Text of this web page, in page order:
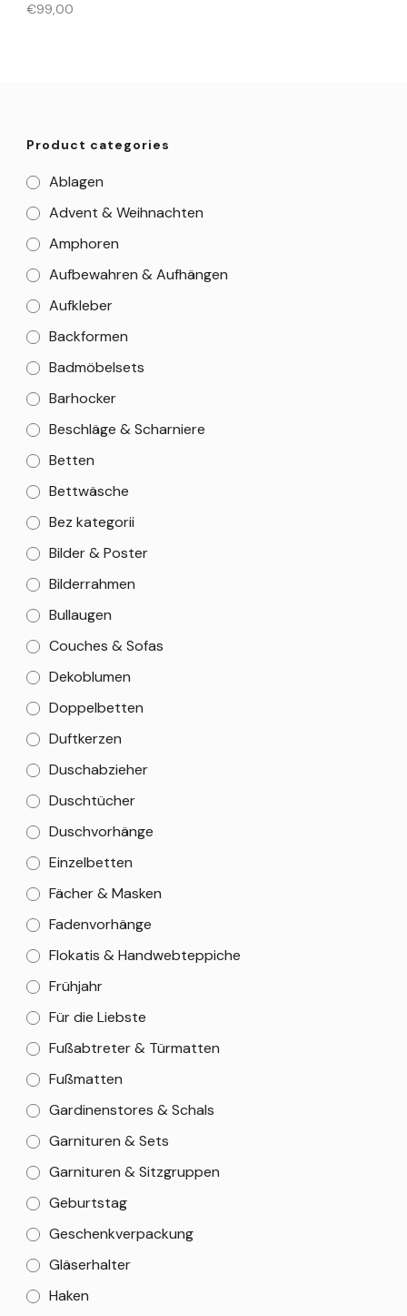
€99,00
Product categories
Ablagen
Advent & Weihnachten
Amphoren
Aufbewahren & Aufhängen
Aufkleber
Backformen
Badmöbelsets
Barhocker
Beschläge & Scharniere
Betten
Bettwäsche
Bez kategorii
Bilder & Poster
Bilderrahmen
Bullaugen
Couches & Sofas
Dekoblumen
Doppelbetten
Duftkerzen
Duschabzieher
Duschtücher
Duschvorhänge
Einzelbetten
Fächer & Masken
Fadenvorhänge
Flokatis & Handwebteppiche
Frühjahr
Für die Liebste
Fußabtreter & Türmatten
Fußmatten
Gardinenstores & Schals
Garnituren & Sets
Garnituren & Sitzgruppen
Geburtstag
Geschenkverpackung
Gläserhalter
Haken